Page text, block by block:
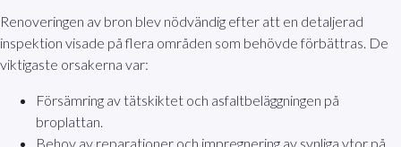
Renoveringen av bron blev nödvändig efter att en detaljerad
inspektion visade på flera områden som behövde förbättras. De
viktigaste orsakerna var:
Försämring av tätskiktet och asfaltbeläggningen på
broplattan.
Behov av reparationer och impregnering av synliga ytor på